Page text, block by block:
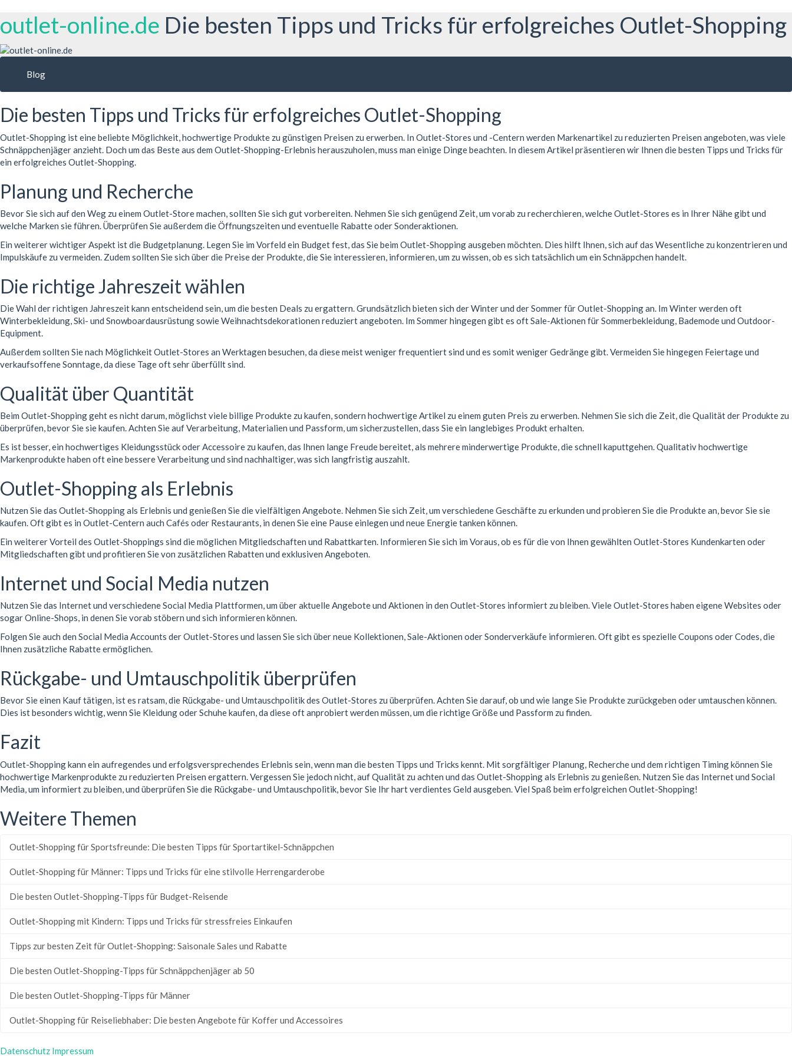
outlet-online.de Die besten Tipps und Tricks für erfolgreiches Outlet-Shopping
Blog
Die besten Tipps und Tricks für erfolgreiches Outlet-Shopping
Outlet-Shopping ist eine beliebte Möglichkeit, hochwertige Produkte zu günstigen Preisen zu erwerben. In Outlet-Stores und -Centern werden Markenartikel zu reduzierten Preisen angeboten, was viele
Schnäppchenjäger anzieht. Doch um das Beste aus dem Outlet-Shopping-Erlebnis herauszuholen, muss man einige Dinge beachten. In diesem Artikel präsentieren wir Ihnen die besten Tipps und Tricks für
ein erfolgreiches Outlet-Shopping.
Planung und Recherche
Bevor Sie sich auf den Weg zu einem Outlet-Store machen, sollten Sie sich gut vorbereiten. Nehmen Sie sich genügend Zeit, um vorab zu recherchieren, welche Outlet-Stores es in Ihrer Nähe gibt und
welche Marken sie führen. Überprüfen Sie außerdem die Öffnungszeiten und eventuelle Rabatte oder Sonderaktionen.
Ein weiterer wichtiger Aspekt ist die Budgetplanung. Legen Sie im Vorfeld ein Budget fest, das Sie beim Outlet-Shopping ausgeben möchten. Dies hilft Ihnen, sich auf das Wesentliche zu konzentrieren und
Impulskäufe zu vermeiden. Zudem sollten Sie sich über die Preise der Produkte, die Sie interessieren, informieren, um zu wissen, ob es sich tatsächlich um ein Schnäppchen handelt.
Die richtige Jahreszeit wählen
Die Wahl der richtigen Jahreszeit kann entscheidend sein, um die besten Deals zu ergattern. Grundsätzlich bieten sich der Winter und der Sommer für Outlet-Shopping an. Im Winter werden oft
Winterbekleidung, Ski- und Snowboardausrüstung sowie Weihnachtsdekorationen reduziert angeboten. Im Sommer hingegen gibt es oft Sale-Aktionen für Sommerbekleidung, Bademode und Outdoor-
Equipment.
Außerdem sollten Sie nach Möglichkeit Outlet-Stores an Werktagen besuchen, da diese meist weniger frequentiert sind und es somit weniger Gedränge gibt. Vermeiden Sie hingegen Feiertage und
verkaufsoffene Sonntage, da diese Tage oft sehr überfüllt sind.
Qualität über Quantität
Beim Outlet-Shopping geht es nicht darum, möglichst viele billige Produkte zu kaufen, sondern hochwertige Artikel zu einem guten Preis zu erwerben. Nehmen Sie sich die Zeit, die Qualität der Produkte zu
überprüfen, bevor Sie sie kaufen. Achten Sie auf Verarbeitung, Materialien und Passform, um sicherzustellen, dass Sie ein langlebiges Produkt erhalten.
Es ist besser, ein hochwertiges Kleidungsstück oder Accessoire zu kaufen, das Ihnen lange Freude bereitet, als mehrere minderwertige Produkte, die schnell kaputtgehen. Qualitativ hochwertige
Markenprodukte haben oft eine bessere Verarbeitung und sind nachhaltiger, was sich langfristig auszahlt.
Outlet-Shopping als Erlebnis
Nutzen Sie das Outlet-Shopping als Erlebnis und genießen Sie die vielfältigen Angebote. Nehmen Sie sich Zeit, um verschiedene Geschäfte zu erkunden und probieren Sie die Produkte an, bevor Sie sie
kaufen. Oft gibt es in Outlet-Centern auch Cafés oder Restaurants, in denen Sie eine Pause einlegen und neue Energie tanken können.
Ein weiterer Vorteil des Outlet-Shoppings sind die möglichen Mitgliedschaften und Rabattkarten. Informieren Sie sich im Voraus, ob es für die von Ihnen gewählten Outlet-Stores Kundenkarten oder
Mitgliedschaften gibt und profitieren Sie von zusätzlichen Rabatten und exklusiven Angeboten.
Internet und Social Media nutzen
Nutzen Sie das Internet und verschiedene Social Media Plattformen, um über aktuelle Angebote und Aktionen in den Outlet-Stores informiert zu bleiben. Viele Outlet-Stores haben eigene Websites oder
sogar Online-Shops, in denen Sie vorab stöbern und sich informieren können.
Folgen Sie auch den Social Media Accounts der Outlet-Stores und lassen Sie sich über neue Kollektionen, Sale-Aktionen oder Sonderverkäufe informieren. Oft gibt es spezielle Coupons oder Codes, die
Ihnen zusätzliche Rabatte ermöglichen.
Rückgabe- und Umtauschpolitik überprüfen
Bevor Sie einen Kauf tätigen, ist es ratsam, die Rückgabe- und Umtauschpolitik des Outlet-Stores zu überprüfen. Achten Sie darauf, ob und wie lange Sie Produkte zurückgeben oder umtauschen können.
Dies ist besonders wichtig, wenn Sie Kleidung oder Schuhe kaufen, da diese oft anprobiert werden müssen, um die richtige Größe und Passform zu finden.
Fazit
Outlet-Shopping kann ein aufregendes und erfolgsversprechendes Erlebnis sein, wenn man die besten Tipps und Tricks kennt. Mit sorgfältiger Planung, Recherche und dem richtigen Timing können Sie
hochwertige Markenprodukte zu reduzierten Preisen ergattern. Vergessen Sie jedoch nicht, auf Qualität zu achten und das Outlet-Shopping als Erlebnis zu genießen. Nutzen Sie das Internet und Social
Media, um informiert zu bleiben, und überprüfen Sie die Rückgabe- und Umtauschpolitik, bevor Sie Ihr hart verdientes Geld ausgeben. Viel Spaß beim erfolgreichen Outlet-Shopping!
Weitere Themen
Outlet-Shopping für Sportsfreunde: Die besten Tipps für Sportartikel-Schnäppchen
Outlet-Shopping für Männer: Tipps und Tricks für eine stilvolle Herrengarderobe
Die besten Outlet-Shopping-Tipps für Budget-Reisende
Outlet-Shopping mit Kindern: Tipps und Tricks für stressfreies Einkaufen
Tipps zur besten Zeit für Outlet-Shopping: Saisonale Sales und Rabatte
Die besten Outlet-Shopping-Tipps für Schnäppchenjäger ab 50
Die besten Outlet-Shopping-Tipps für Männer
Outlet-Shopping für Reiseliebhaber: Die besten Angebote für Koffer und Accessoires
Datenschutz Impressum